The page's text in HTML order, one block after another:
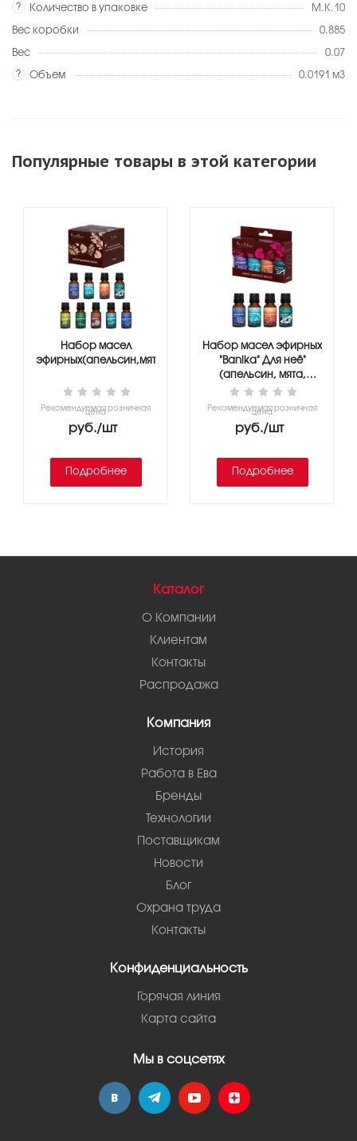
? Количество в упаковке М.К.10
Вес коробки 0.885
Вес 0.07
? Объем 0.0191 м3
Популярные товары в этой категории
Набор масел
Рекомендуемая розничная
цена
руб./шт
Подробнее
Набор масел эфирных
"Banika" Для неё"
(апельсин, мята,
пихта, лаванда),
Рекомендуемая розничная
цена
руб./шт
Подробнее
Каталог
О Компании
Клиентам
Контакты
Распродажа
Компания
История
Работа в Ева
Бренды
Технологии
Поставщикам
Новости
Блог
Охрана труда
Контакты
Конфиденциальность
Горячая линия
Карта сайта
Мы в соцсетях